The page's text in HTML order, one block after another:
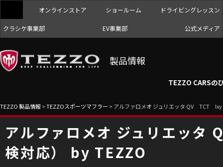
TEZZO
オンラインストア ショールーム ドライビングレッスン
クラシケ事業部 EV事業部 公式メディア
製品情報
TEZZO CARSの
TEZZO 製品情報>TEZZOスポーツマフラー >アルファロメオ ジュリエッタ QV TCT lxy
アルファロメオ ジュリエッ
検対応） by TEZZO